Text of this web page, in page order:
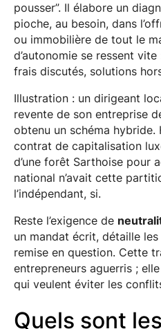
pousser”. Il élabore un
pioche, au besoin, dans
ou immobilière de tout le
d’autonomie se ressent
frais discutés, solutions
Illustration : un dirigeant
revente de son entreprise
obtenu un schéma hybride.
contrat de capitalisation
d’une forêt Sarthoise pour
national n’avait cette
l’indépendant, si.
Reste l’exigence de
un mandat écrit, détaille
remise en question. Cette
entrepreneurs aguerris ;
qui veulent éviter les
Quels sont